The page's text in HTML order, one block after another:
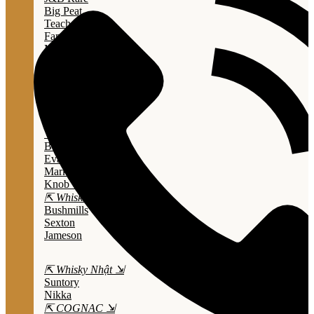
Big Peat
Teacher's
Famous Grouse
Monkey Shouder
Wild Turkey
Bulleit Bourbon
Evan Williams
Marker's Mark
Knob Creek
⇱ Whiskey Ailen ⇲
Bushmills
Sexton
Jameson
⇱ Whisky Nhật ⇲
Suntory
Nikka
⇱ COGNAC ⇲